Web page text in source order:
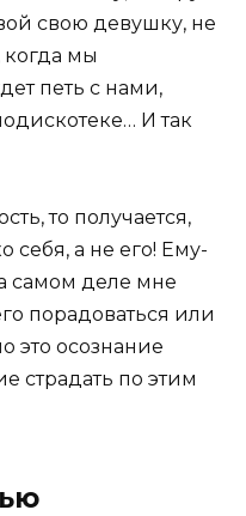
свою девушку, не
когда мы
петь с нами,
И так
то получается,
себя, а не его! Ему-
самом деле мне
порадоваться или
это осознание
страдать по этим